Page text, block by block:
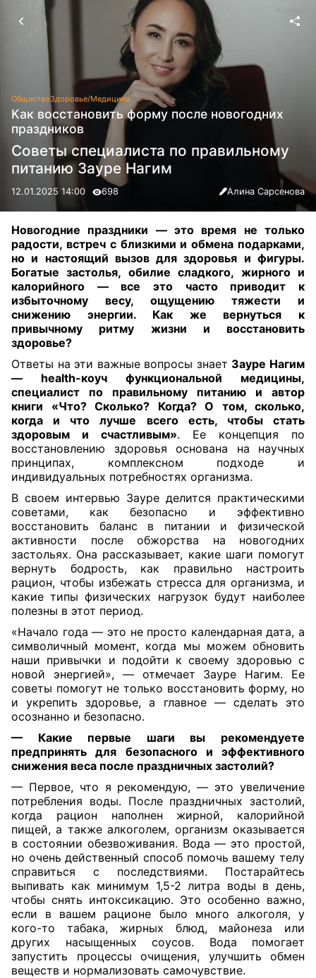
ОбществоЗдоровье/Медицина
Как восстановить форму после новогодних
праздников
Советы специалиста по правильному
питанию Зауре Нагим
12.01.2025 14:00 698 Алина Сарсенова
Новогодние праздники — это время не только
радости, встреч с близкими и обмена подарками,
но и настоящий вызов для здоровья и фигуры.
Богатые застолья, обилие сладкого, жирного и
калорийного — все это часто приводит к
избыточному весу, ощущению тяжести и
снижению энергии. Как же вернуться к
привычному ритму жизни и восстановить
здоровье?
Ответы на эти важные вопросы знает Зауре Нагим
— health-коуч функциональной медицины,
специалист по правильному питанию и автор
книги «Что? Сколько? Когда? О том, сколько,
когда и что лучше всего есть, чтобы стать
здоровым и счастливым». Ее концепция по
восстановлению здоровья основана на научных
принципах, комплексном подходе и
индивидуальных потребностях организма.
В своем интервью Зауре делится практическими
советами, как безопасно и эффективно
восстановить баланс в питании и физической
активности после обжорства на новогодних
застольях. Она рассказывает, какие шаги помогут
вернуть бодрость, как правильно настроить
рацион, чтобы избежать стресса для организма, и
какие типы физических нагрузок будут наиболее
полезны в этот период.
«Начало года — это не просто календарная дата, а
символичный момент, когда мы можем обновить
наши привычки и подойти к своему здоровью с
новой энергией», — отмечает Зауре Нагим.
Ее
советы помогут не только восстановить форму, но
и укрепить здоровье, а главное — сделать это
осознанно и безопасно.
— Какие первые шаги вы рекомендуете
предпринять для безопасного и эффективного
снижения веса после праздничных застолий?
— Первое, что я рекомендую, — это увеличение
потребления воды. После праздничных застолий,
когда рацион наполнен жирной, калорийной
пищей, а также алкоголем, организм оказывается
в состоянии обезвоживания. Вода — это простой,
но очень действенный способ помочь вашему телу
справиться с последствиями. Постарайтесь
выпивать как минимум 1,5-2 литра воды в день,
чтобы снять интоксикацию. Это особенно важно,
если в вашем рационе было много алкоголя, у
кого-то табака, жирных блюд, майонеза или
других насыщенных соусов. Вода помогает
запустить процессы очищения, улучшить обмен
веществ и нормализовать самочувствие.